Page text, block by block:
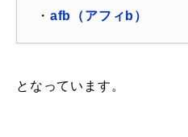
・ afb（アフィb）
となっています。